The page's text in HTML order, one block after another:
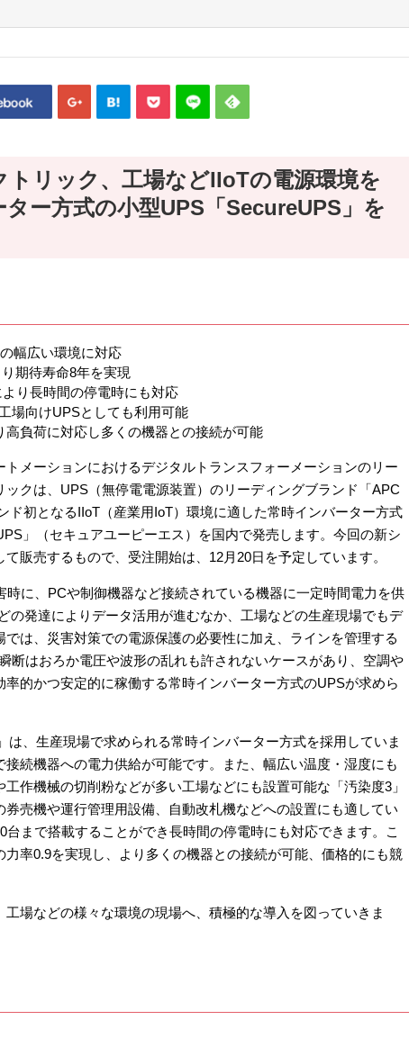
トリック、工場などIIoTの電源環境を
ー方式の小型UPS「SecureUPS」を
幅広い環境に対応
期待寿命8年を実現
り長時間の停電時にも対応
場向けUPSとしても利用可能
高負荷に対応し多くの機器との接続が可能
メーションにおけるデジタルトランスフォーメーションのリー
クは、UPS（無停電電源装置）のリーディングブランド「APC
ド初となるIIoT（産業用IoT）環境に適した常時インバーター方式
」（セキュアユーピーエス）を国内で発売します。今回の新シ
販売するもので、受注開始は、12月20日を予定しています。
時に、PCや制御機器など接続されている機器に一定時間電力を供
の発達によりデータ活用が進むなか、工場などの生産現場でもデ
は、災害対策での電源保護の必要性に加え、ラインを管理する
断はおろか電圧や波形の乱れも許されないケースがあり、空調や
的かつ安定的に稼働する常時インバーター方式のUPSが求めら
は、生産現場で求められる常時インバーター方式を採用していま
続機器への電力供給が可能です。また、幅広い温度・湿度にも
作機械の切削粉などが多い工場などにも設置可能な「汚染度3」
売機や運行管理用設備、自動改札機などへの設置にも適してい
台まで搭載することができ長時間の停電時にも対応できます。こ
率0.9を実現し、より多くの機器との接続が可能、価格的にも競
場などの様々な環境の現場へ、積極的な導入を図っていきま